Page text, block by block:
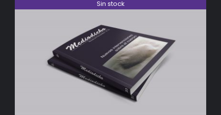
Sin stock
DETALLES